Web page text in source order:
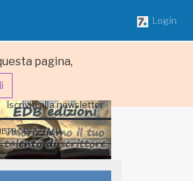
pagina,
Login
Iscriviti alla newsletter